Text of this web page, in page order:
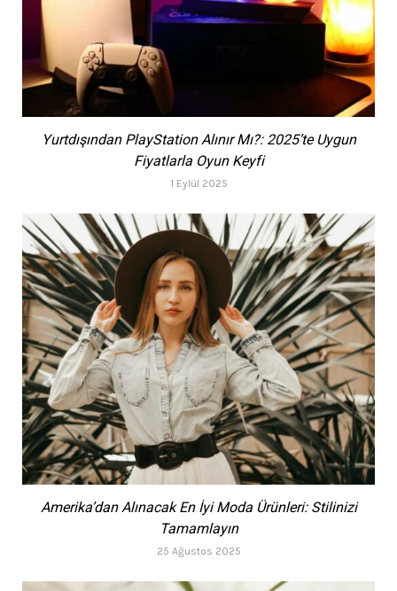
Yurtdışından PlayStation Alınır Mı?: 2025’te Uygun
Fiyatlarla Oyun Keyfi
1 Eylül 2025
Amerika’dan Alınacak En İyi Moda Ürünleri: Stilinizi
Tamamlayın
25 Ağustos 2025